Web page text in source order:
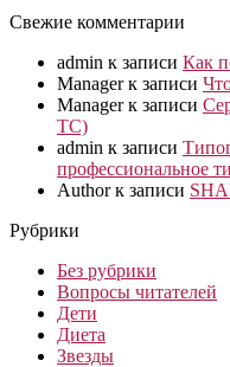
Свежие комментарии
admin к записи Как
Managerк записи
Managerк записи
ТС)
admin к записи
профессиональное
Authorк записи
Рубрики
Без рубрики
Вопросы читателей
Дети
Диета
Звезды